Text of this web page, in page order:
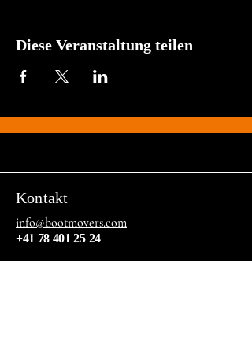
Diese Veranstaltung teilen
Kontakt
info@bootmovers.com
+41 78 401 25 24